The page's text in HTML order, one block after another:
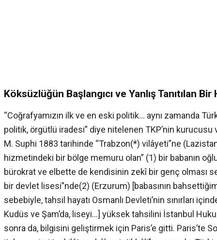
Köksüzlüğün Başlangıcı ve Yanlış Tanıtılan
“Coğrafyamızın ilk ve en eski politik… aynı zamanda
politik, örgütlü iradesi” diye nitelenen TKP’nin kurucusu
M. Suphi 1883 tarihinde “Trabzon(*) vilâyeti”ne
hizmetindeki bir bölge memuru olan” (1) bir babanın
bürokrat ve elbette de kendisinin zekî bir genç olması
bir devlet lisesi”nde(2) (Erzurum) [babasının
sebebiyle, tahsil hayatı Osmanlı Devleti’nin sınırları
Kudüs ve Şam’da, liseyi…] yüksek tahsilini İstanbul
sonra da, bilgisini geliştirmek için Paris’e gitti. Paris’te